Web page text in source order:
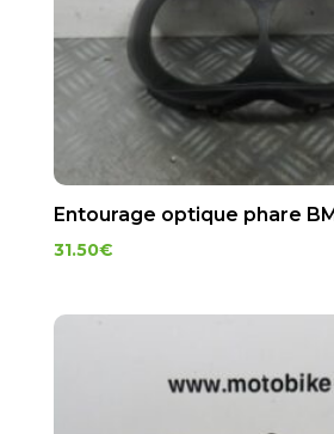
Entourage optique phare
31.50€